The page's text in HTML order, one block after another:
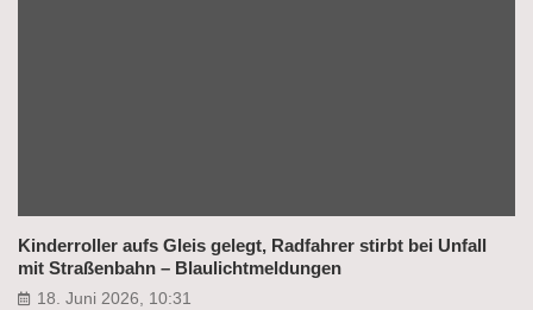
Kinderroller aufs Gleis gelegt, Radfahrer stirbt bei Unfall
mit Straßenbahn – Blaulichtmeldungen
18. Juni 2026, 10:31